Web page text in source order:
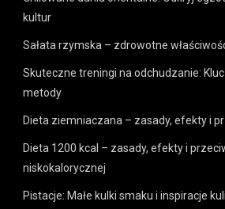
kultur
Sałata rzymska – zdrowotne
Skuteczne treningi na odchudzanie:
metody
Dieta ziemniaczana – zasady, efekty i
Dieta 1200 kcal – zasady, efekty i
niskokalorycznej
Pistacje: Małe kulki smaku i inspiracje